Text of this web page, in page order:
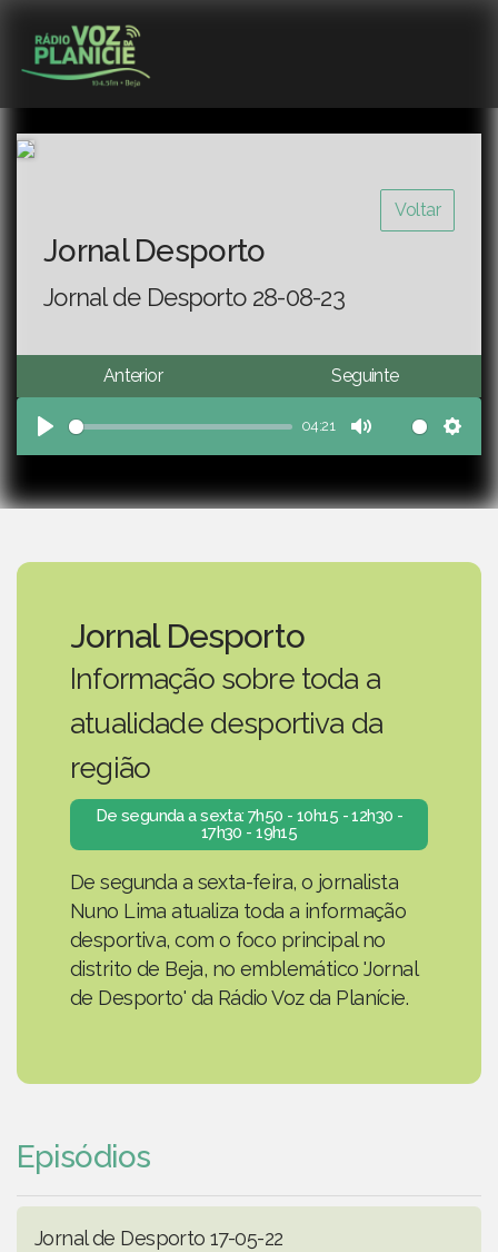
Voltar
Jornal Desporto
Jornal de Desporto 28-08-23
Anterior Seguinte
Play
04:21
Mute
Jornal Desporto
Informação sobre toda a
atualidade desportiva da
região
De segunda a sexta: 7h50 - 10h15 - 12h30 -
17h30 - 19h15
De segunda a sexta-feira, o jornalista
Nuno Lima atualiza toda a informação
desportiva, com o foco principal no
distrito de Beja, no emblemático 'Jornal
de Desporto' da Rádio Voz da Planície.
Episódios
Jornal de Desporto 17-05-22